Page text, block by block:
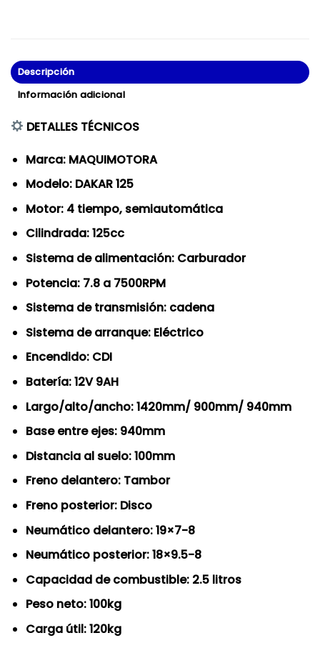
Descripción
Información adicional
DETALLES TÉCNICOS
Marca: MAQUIMOTORA
Modelo: DAKAR 125
Motor: 4 tiempo, semiautomática
Cilindrada: 125cc
Sistema de alimentación: Carburador
Potencia: 7.8 a 7500RPM
Sistema de transmisión: cadena
Sistema de arranque: Eléctrico
Encendido: CDI
Batería: 12V 9AH
Largo/alto/ancho: 1420mm/ 900mm/ 940mm
Base entre ejes: 940mm
Distancia al suelo: 100mm
Freno delantero: Tambor
Freno posterior: Disco
Neumático delantero: 19×7-8
Neumático posterior: 18×9.5-8
Capacidad de combustible: 2.5 litros
Peso neto: 100kg
Carga útil: 120kg